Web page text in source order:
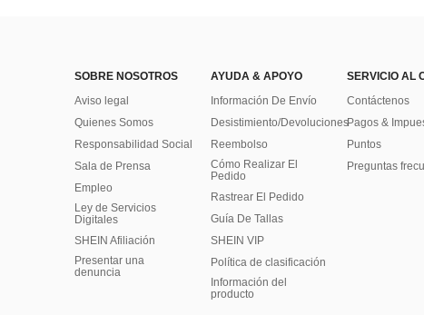
SOBRE NOSOTROS
Aviso legal
Quienes Somos
Responsabilidad Social
Sala de Prensa
Empleo
Ley de Servicios
Digitales
SHEIN Afiliación
Presentar una
denuncia
AYUDA & APOYO
Información De Envío
Desistimiento/Devoluciones
Reembolso
Cómo Realizar El
Pedido
Rastrear El Pedido
Guía De Tallas
SHEIN VIP
Política de clasificación
​Información del
producto
SERVICIO AL
Contáctenos
Pagos &
Puntos
Preguntas